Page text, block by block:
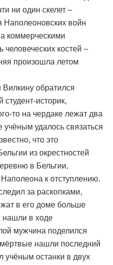
ни один скелет –
Наполеоновских войн
коммерческими
костей –
произошла летом
обратился
историк,
то на чердаке лежат два
удалось связаться
что это
из окрестностей
в Бельгии,
к отступлению.
за раскопками,
в его доме больше
нашли в ходе
мужчина поделился
нашли последний
учёным останки в двух